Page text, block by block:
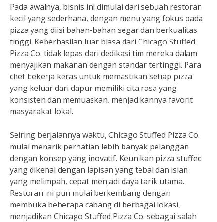
Pada awalnya, bisnis ini dimulai dari sebuah restoran
kecil yang sederhana, dengan menu yang fokus pada
pizza yang diisi bahan-bahan segar dan berkualitas
tinggi. Keberhasilan luar biasa dari Chicago Stuffed
Pizza Co. tidak lepas dari dedikasi tim mereka dalam
menyajikan makanan dengan standar tertinggi. Para
chef bekerja keras untuk memastikan setiap pizza
yang keluar dari dapur memiliki cita rasa yang
konsisten dan memuaskan, menjadikannya favorit
masyarakat lokal.
Seiring berjalannya waktu, Chicago Stuffed Pizza Co.
mulai menarik perhatian lebih banyak pelanggan
dengan konsep yang inovatif. Keunikan pizza stuffed
yang dikenal dengan lapisan yang tebal dan isian
yang melimpah, cepat menjadi daya tarik utama.
Restoran ini pun mulai berkembang dengan
membuka beberapa cabang di berbagai lokasi,
menjadikan Chicago Stuffed Pizza Co. sebagai salah